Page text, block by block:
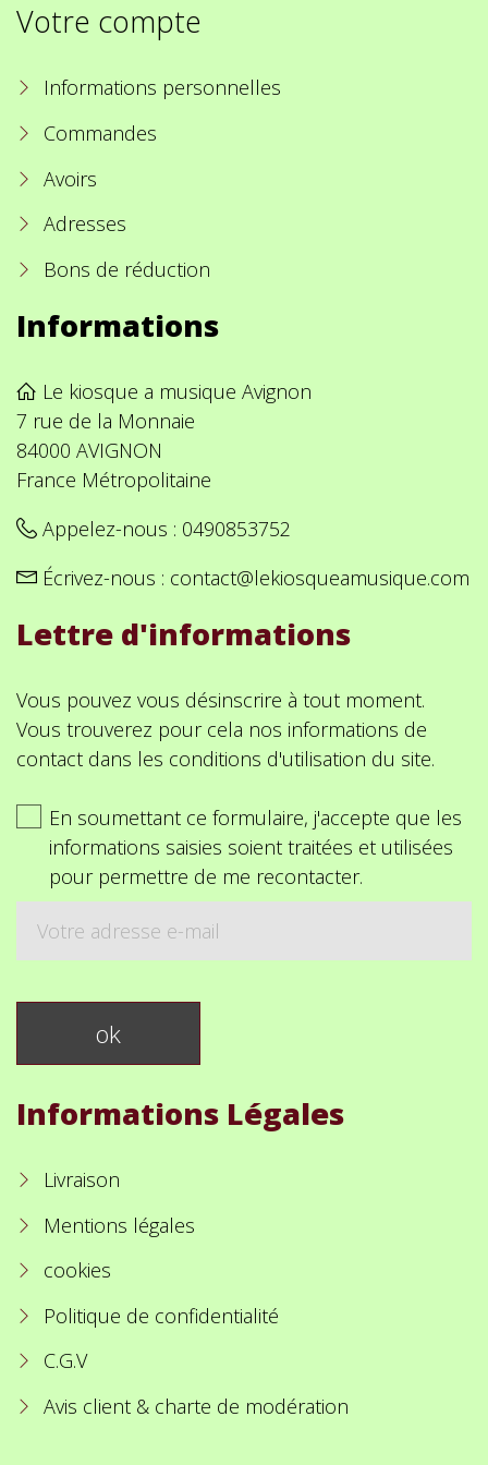
Votre compte
Informations personnelles
Commandes
Avoirs
Adresses
Bons de réduction
Informations
Le kiosque a musique Avignon
7 rue de la Monnaie
84000 AVIGNON
France Métropolitaine
Appelez-nous : 0490853752
Écrivez-nous : contact@lekiosqueamusique.com
Lettre d'informations
Vous pouvez vous désinscrire à tout moment.
Vous trouverez pour cela nos informations de
contact dans les conditions d'utilisation du site.
En soumettant ce formulaire, j'accepte que les
informations saisies soient traitées et utilisées
pour permettre de me recontacter.
Informations Légales
Livraison
Mentions légales
cookies
Politique de confidentialité
C.G.V
Avis client & charte de modération